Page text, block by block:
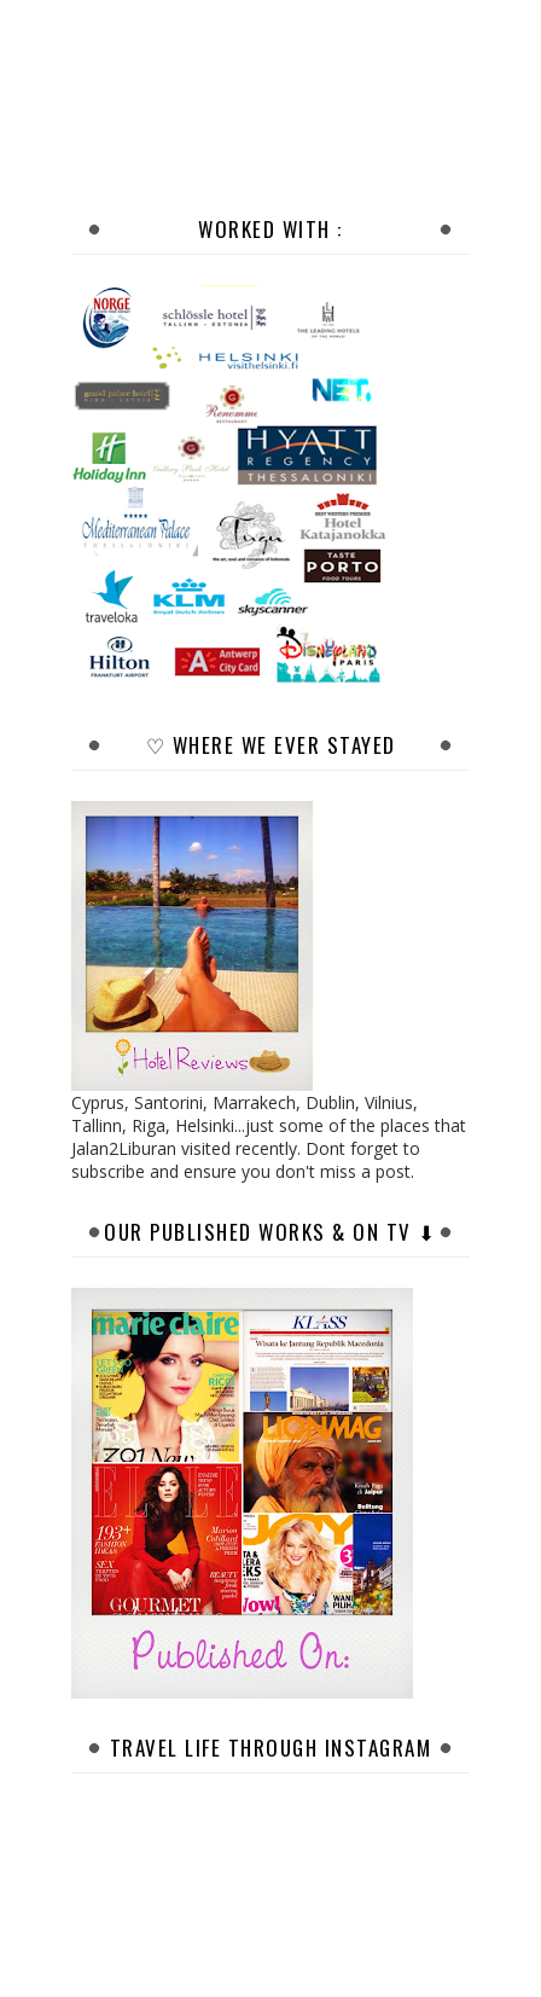
WORKED WITH :
♡ WHERE WE EVER STAYED
Cyprus, Santorini, Marrakech, Dublin, Vilnius,
Tallinn, Riga, Helsinki...just some of the places that
Jalan2Liburan visited recently. Dont forget to
subscribe and ensure you don't miss a post.
OUR PUBLISHED WORKS & ON TV ⬇︎
TRAVEL LIFE THROUGH INSTAGRAM